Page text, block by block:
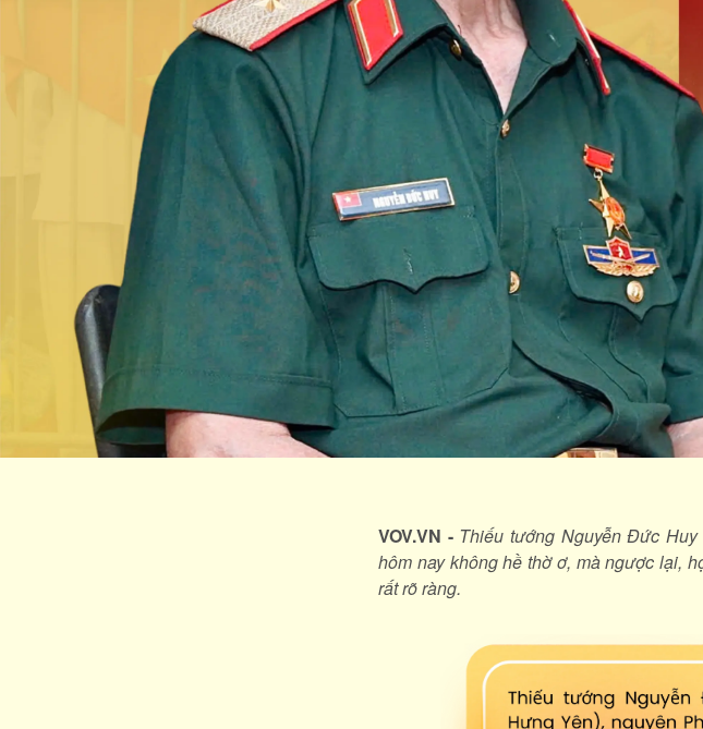
Làm đẹp - giảm cân
Phòng mạch online
Ăn sạch sống khỏe
Cải chính
VOV.VN - Thiếu tướng Nguyễn Đức
hôm nay không hề thờ ơ, mà ngược lại,
rất rõ ràng.